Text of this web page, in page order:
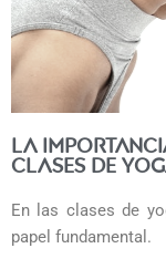
La
clases de
En las clases de
papel fundamental.